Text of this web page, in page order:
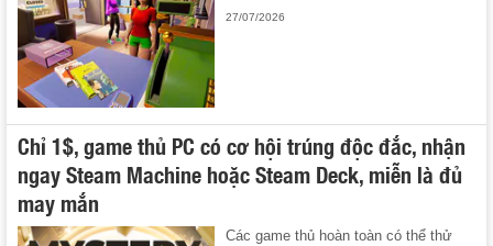
27/07/2026
Chỉ 1$, game thủ PC có cơ hội trúng độc đắc, nhận
ngay Steam Machine hoặc Steam Deck, miễn là đủ
may mắn
Các game thủ hoàn toàn có thể thử